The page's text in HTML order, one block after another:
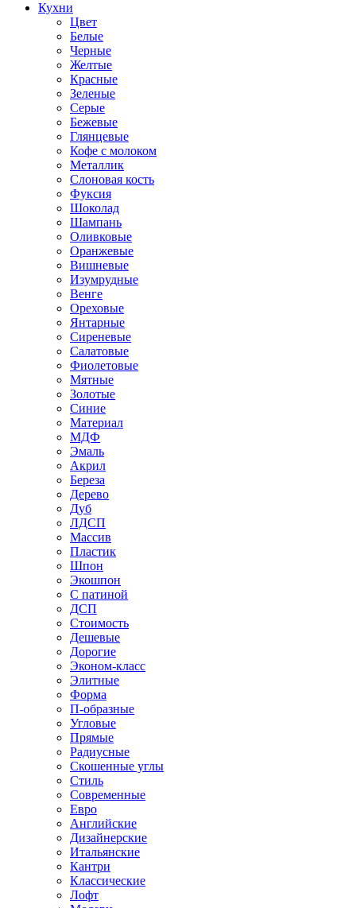
Кухни
Цвет
Белые
Черные
Желтые
Красные
Зеленые
Серые
Бежевые
Глянцевые
Кофе с молоком
Металлик
Слоновая кость
Фуксия
Шоколад
Шампань
Оливковые
Оранжевые
Вишневые
Изумрудные
Венге
Ореховые
Янтарные
Сиреневые
Салатовые
Фиолетовые
Мятные
Золотые
Синие
Материал
МДФ
Эмаль
Акрил
Береза
Дерево
Дуб
ЛДСП
Массив
Пластик
Шпон
Экошпон
С патиной
ДСП
Стоимость
Дешевые
Дорогие
Эконом-класс
Элитные
Форма
П-образные
Угловые
Прямые
Радиусные
Скошенные углы
Стиль
Современные
Евро
Английские
Дизайнерские
Итальянские
Кантри
Классические
Лофт